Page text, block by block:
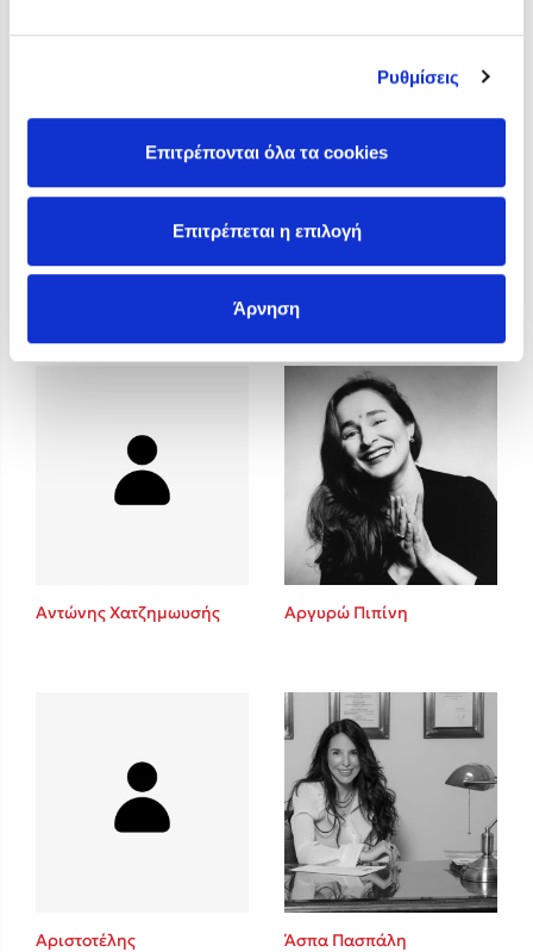
Ρυθμίσεις
Επιτρέπονται όλα τα cookies
Επιτρέπεται η επιλογή
Άρνηση
Η Δανάη Δεληγεώργη στον Πύργο Κύμης
Ο Κώστας Κρομμύδας στο Παλαιοχώρι Καλαμπάκας
Χαλκιδικής
Ο Στέφανος Ξενάκης στη Χίο
Ο Κώστας Κρομμύδας & η Μαρίνα Γιώτη στο 54o Φεστιβάλ
Αντώνης Χατζημωυσής Αργυρώ Πιπίνη
Αριστοτέλης Άσπα Πασπάλη